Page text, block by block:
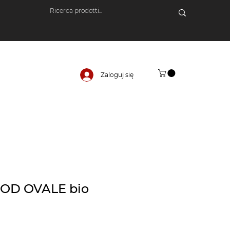
Zaloguj się
OVALE bio